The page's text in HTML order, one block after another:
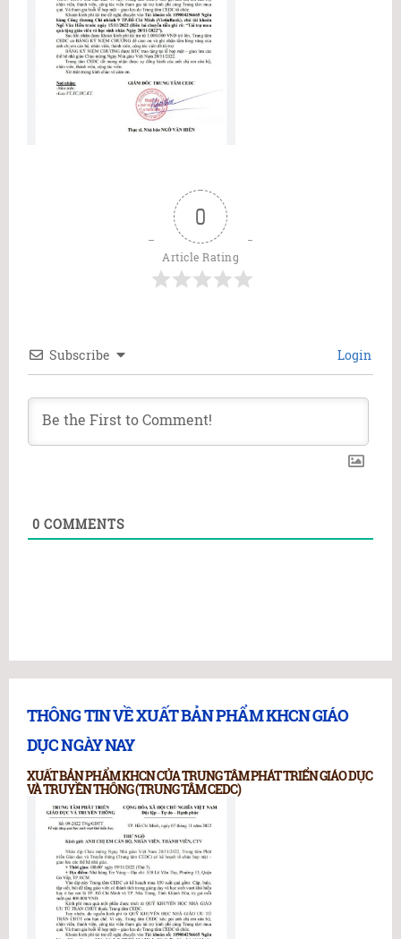
0
Article Rating
Subscribe Login
0 COMMENTS
THÔNG TIN VỀ XUẤT BẢN PHẨM KHCN GIÁO
DỤC NGÀY NAY
XUẤT BẢN PHẨM KHCN CỦA TRUNG TÂM PHÁT TRIỂN GIÁO DỤC
VÀ TRUYỀN THÔNG (TRUNG TÂM CEDC)